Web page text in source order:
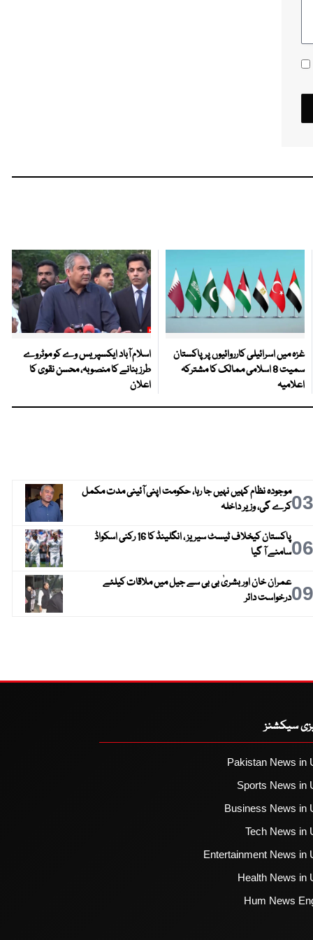
غزہ میں اسرائیلی کارروائیوں پر پاکستان
سمیت 8 اسلامی ممالک کا مشترکہ
اعلامیہ
اسلام آباد ایکسپریس وے کو موٹروے
طرز بنانے کا منصوبہ، محسن نقوی کا
اعلان
03موجودہ نظام کہیں نہیں جا رہا، حکومت اپنی آئینی مدت مکمل
کرے گی، وزیر داخلہ
06
پاکستان کیخلاف ٹیسٹ سیریز ، انگلینڈ کا 16 رکنی اسکواڈ
سامنے آ گیا
09عمران خان اور بشریٰ بی بی سے جیل میں ملاقات کیلئے
درخواست دائر
سیکشنز
Pakistan News in
Sports News in
Business News in
Tech News in
Entertainment News in
Health News in
Hum News